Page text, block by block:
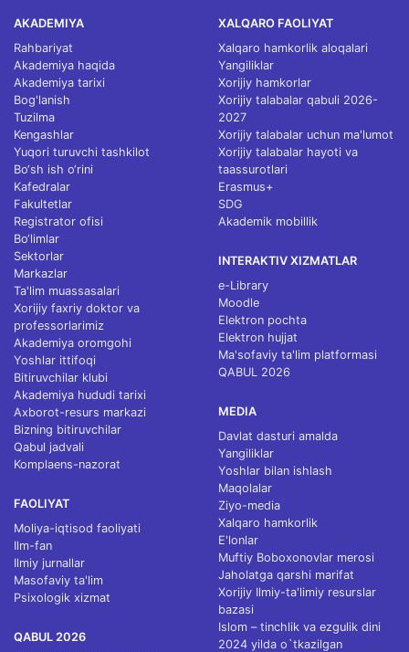
AKADEMIYA
Rahbariyat
Akademiya haqida
Akademiya tarixi
Bog'lanish
Tuzilma
Kengashlar
Yuqori turuvchi tashkilot
Bo‘sh ish o‘rini
Kafedralar
Fakultetlar
Registrator ofisi
Bo‘limlar
Sektorlar
Markazlar
Ta'lim muassasalari
Xorijiy faxriy doktor va
professorlarimiz
Akademiya oromgohi
Yoshlar ittifoqi
Bitiruvchilar klubi
Akademiya hududi tarixi
Axborot-resurs markazi
Bizning bitiruvchilar
Qabul jadvali
Komplaens-nazorat
FAOLIYAT
Moliya-iqtisod faoliyati
Ilm-fan
Ilmiy jurnallar
Masofaviy ta'lim
Psixologik xizmat
QABUL 2026
XALQARO FAOLIYAT
Xalqaro hamkorlik aloqalari
Yangiliklar
Xorijiy hamkorlar
Xorijiy talabalar qabuli 2026-
2027
Xorijiy talabalar uchun ma'lumot
Xorijiy talabalar hayoti va
taassurotlari
Erasmus+
SDG
Akademik mobillik
INTERAKTIV XIZMATLAR
e-Library
Moodle
Elektron pochta
Elektron hujjat
Ma'sofaviy ta'lim platformasi
QABUL 2026
MEDIA
Davlat dasturi amalda
Yangiliklar
Yoshlar bilan ishlash
Maqolalar
Ziyo-media
Xalqaro hamkorlik
E'lonlar
Muftiy Boboxonovlar merosi
Jaholatga qarshi marifat
Xorijiy Ilmiy-ta'limiy resurslar
bazasi
Islom – tinchlik va ezgulik dini
2024 yilda o`tkazilgan